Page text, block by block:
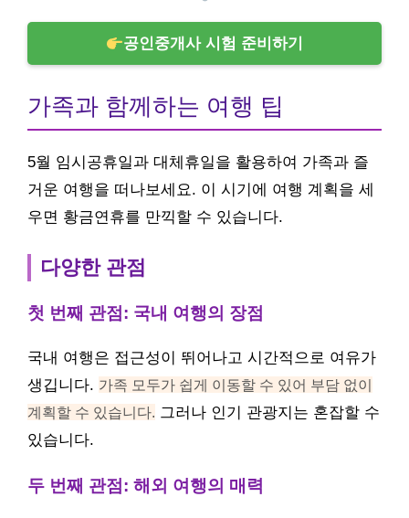
공인중개사 시험 준비하기
가족과 함께하는 여행 팁
5월 임시공휴일과 대체휴일을 활용하여 가족과 즐
거운 여행을 떠나보세요. 이 시기에 여행 계획을 세
우면 황금연휴를 만끽할 수 있습니다.
다양한 관점
첫 번째 관점: 국내 여행의 장점
국내 여행은 접근성이 뛰어나고 시간적으로 여유가
생깁니다. 가족 모두가 쉽게 이동할 수 있어 부담 없이
계획할 수 있습니다.
그러나 인기 관광지는 혼잡할 수
있습니다.
두 번째 관점: 해외 여행의 매력